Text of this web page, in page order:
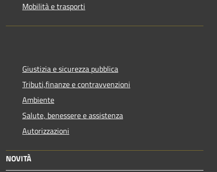
Mobilità e trasporti
Giustizia e sicurezza pubblica
Tributi,finanze e contravvenzioni
Ambiente
Salute, benessere e assistenza
Autorizzazioni
NOVITÀ